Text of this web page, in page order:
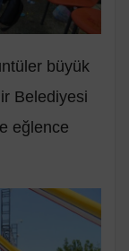
büyük
Belediyesi
eğlence